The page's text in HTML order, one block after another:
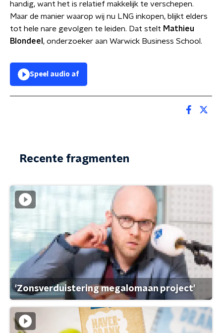
handig, want het is relatief makkelijk te verschepen.
Maar de manier waarop wij nu LNG inkopen, blijkt elders
tot hele nare gevolgen te leiden. Dat stelt Mathieu
Blondeel , onderzoeker aan Warwick Business School.
Speel audio af
Recente fragmenten
'Zonsverduistering megalomaan project'